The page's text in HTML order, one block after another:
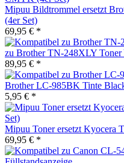
Mipuu Bildtrommel ersetzt
(4er Set)
69,95 € *
zu Brother TN-248XLY Toner
89,95 € *
Brother LC-985BK Tinte
5,95 € *
Mipuu Toner ersetzt Kyocera
69,95 € *